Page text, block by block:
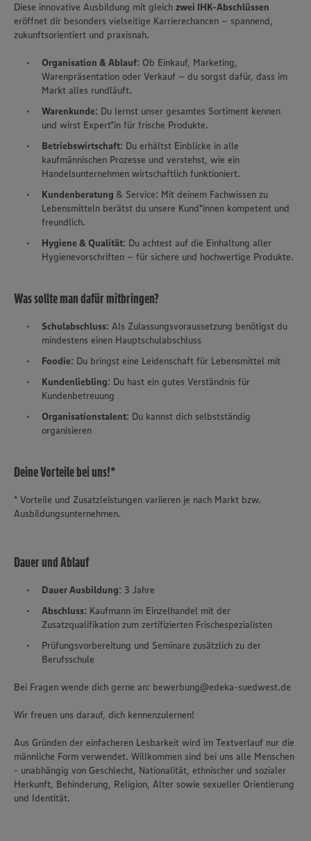
Diese innovative Ausbildung mit gleich zwei IHK-Abschlüssen
eröffnet dir besonders vielseitige Karrierechancen – spannend,
zukunftsorientiert und praxisnah.
Organisation & Ablauf: Ob Einkauf, Marketing,
Warenpräsentation oder Verkauf – du sorgst dafür, dass im
Markt alles rundläuft.
Warenkunde: Du lernst unser gesamtes Sortiment kennen
und wirst Expert*in für frische Produkte.
Betriebswirtschaft: Du erhältst Einblicke in alle
kaufmännischen Prozesse und verstehst, wie ein
Handelsunternehmen wirtschaftlich funktioniert.
Kundenberatung & Service: Mit deinem Fachwissen zu
Lebensmitteln berätst du unsere Kund*innen kompetent und
freundlich.
Hygiene & Qualität: Du achtest auf die Einhaltung aller
Hygienevorschriften – für sichere und hochwertige Produkte.
Was sollte man dafür mitbringen?
Schulabschluss: Als Zulassungsvoraussetzung benötigst du
mindestens einen Hauptschulabschluss
Foodie: Du bringst eine Leidenschaft für Lebensmittel mit
Kundenliebling: Du hast ein gutes Verständnis für
Kundenbetreuung
Organisationstalent: Du kannst dich selbstständig
organisieren
Deine Vorteile bei uns!*
* Vorteile und Zusatzleistungen variieren je nach Markt bzw.
Ausbildungsunternehmen.
Dauer und Ablauf
Dauer Ausbildung: 3 Jahre
Abschluss: Kaufmann im Einzelhandel mit der
Zusatzqualifikation zum zertifizierten Frischespezialisten
Prüfungsvorbereitung und Seminare zusätzlich zu der
Berufsschule
Bei Fragen wende dich gerne an: bewerbung@edeka-suedwest.de
Wir freuen uns darauf, dich kennenzulernen!
Aus Gründen der einfacheren Lesbarkeit wird im Textverlauf nur die
männliche Form verwendet. Willkommen sind bei uns alle Menschen
- unabhängig von Geschlecht, Nationalität, ethnischer und sozialer
Herkunft, Behinderung, Religion, Alter sowie sexueller Orientierung
und Identität.